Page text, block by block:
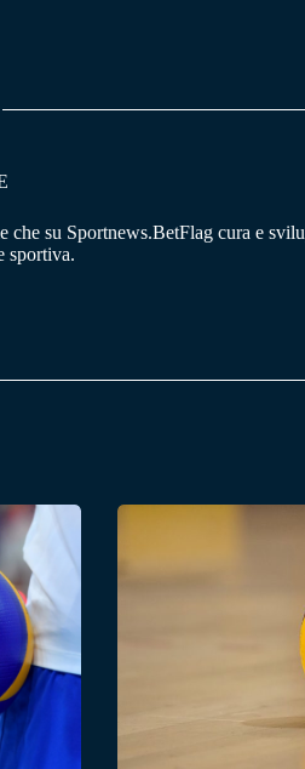
su Sportnews.BetFlag cura e
sportiva.